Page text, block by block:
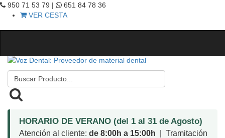
950 71 53 79 |
651 84 78 36
VER CESTA
HORARIO DE VERANO (del 1 al 31 de Agosto)
Atención al cliente: de 8:00h a 15:00h | Tramitación